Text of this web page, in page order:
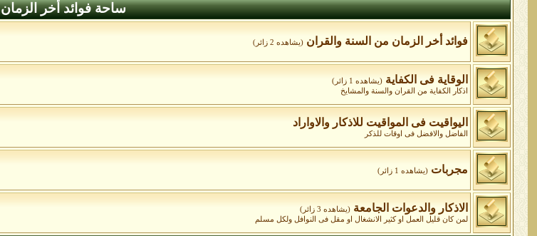
ساحة فوائد أخر الزمان
فوائد أخر الزمان من السنة والقران (يشاهده 2 زائر)
الوقاية فى الكفاية (يشاهده 1 زائر)
اذكار الكفاية من القران والسنة والمشايخ
اليواقيت فى المواقيت للاذكار والاواراد
الفاضل والافضل فى اوقات للذكر
مجربات (يشاهده 1 زائر)
الاذكار والدعوات الجامعة (يشاهده 3 زائر)
لمن كان قليل العمل او كثير الانشغال او مقل فى النوافل ولكل مسلم